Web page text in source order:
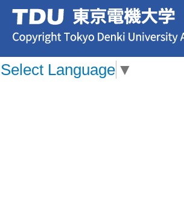
Select Language ▼